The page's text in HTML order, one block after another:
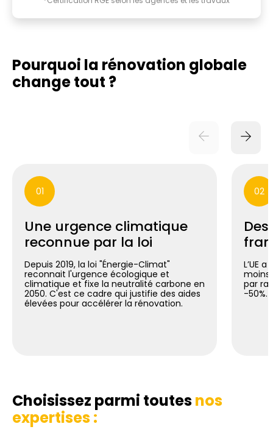
Pourquoi la rénovation globale
change tout ?
01
Une urgence climatique
reconnue par la loi
Depuis 2019, la loi "Énergie-Climat"
reconnait l'urgence écologique et
climatique et fixe la neutralité carbone en
2050. C'est ce cadre qui justifie des aides
élevées pour accélérer la rénovation.
02
L’UE
moins
par
-50%.
Choisissez parmi toutesnos
expertises :